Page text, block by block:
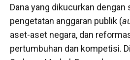
Dana yang dikucurkan dengan
pengetatan anggaran publik (
aset-aset negara, dan
pertumbuhan dan kompetisi.